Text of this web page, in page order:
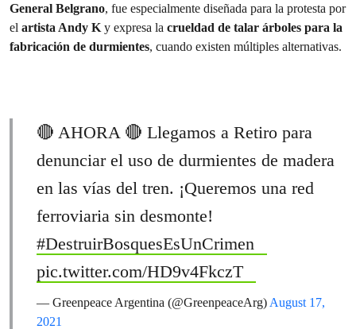
General Belgrano, fue especialmente diseñada para la protesta por
el artista Andy Ky expresa la crueldad de talar árboles para la
fabricación de durmientes, cuando existen múltiples alternativas.
🔴 AHORA 🔴 Llegamos a Retiro para
denunciar el uso de durmientes de madera
en las vías del tren. ¡Queremos una red
ferroviaria sin desmonte!
#DestruirBosquesEsUnCrimen
pic.twitter.com/HD9v4FkczT
— Greenpeace Argentina (@GreenpeaceArg) August 17,
2021